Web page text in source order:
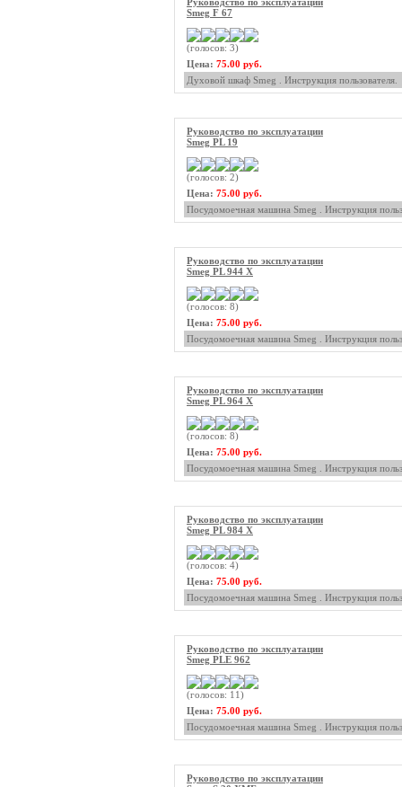
Smeg F 67
(голосов: 3)
Цена: 75.00 руб.
Духовой шкаф Smeg . Инструкция пользователя.
Руководство по эксплуатации
Smeg PL 19
(голосов: 2)
Цена: 75.00 руб.
Посудомоечная машина Smeg . Инструкция
Руководство по эксплуатации
Smeg PL 944 X
(голосов: 8)
Цена: 75.00 руб.
Посудомоечная машина Smeg . Инструкция
Руководство по эксплуатации
Smeg PL 964 X
(голосов: 8)
Цена: 75.00 руб.
Посудомоечная машина Smeg . Инструкция
Руководство по эксплуатации
Smeg PL 984 X
(голосов: 4)
Цена: 75.00 руб.
Посудомоечная машина Smeg . Инструкция
Руководство по эксплуатации
Smeg PLE 962
(голосов: 11)
Цена: 75.00 руб.
Посудомоечная машина Smeg . Инструкция
Руководство по эксплуатации